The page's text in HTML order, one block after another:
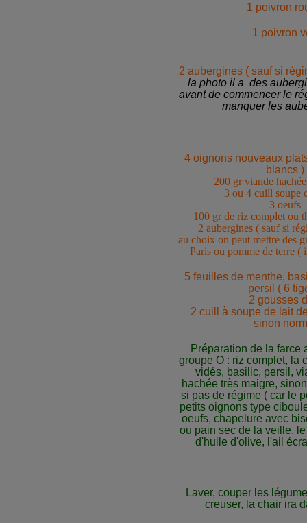
1 poivron
1 poivron
2 aubergines ( sauf si
la photo il a des
avant de commencer le
manquer les
4 oignons nouveaux
blancs )
200 gr viande
3 ou 4 cuill soupe
3 oeufs
100 gr de riz complet ou
2 aubergines ( sauf si
au choix on peut mettre des
Paris ou pomme de terre (
5 feuilles de menthe,
persil ( 6
2 gousses
2 cuill à soupe de lait
sinon
Préparation de la farce
groupe O : riz complet, la
vidés, basilic, persil,
hachée très maigre,
si pas de régime ( car le
petits oignons type
oeufs, chapelure avec
ou pain sec de la veille,
d'huile d'olive, l'ail
Laver, couper les
creuser, la chair ira